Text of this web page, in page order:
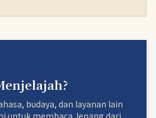
budaya, dan layanan lain
untuk membaca Jepang dari